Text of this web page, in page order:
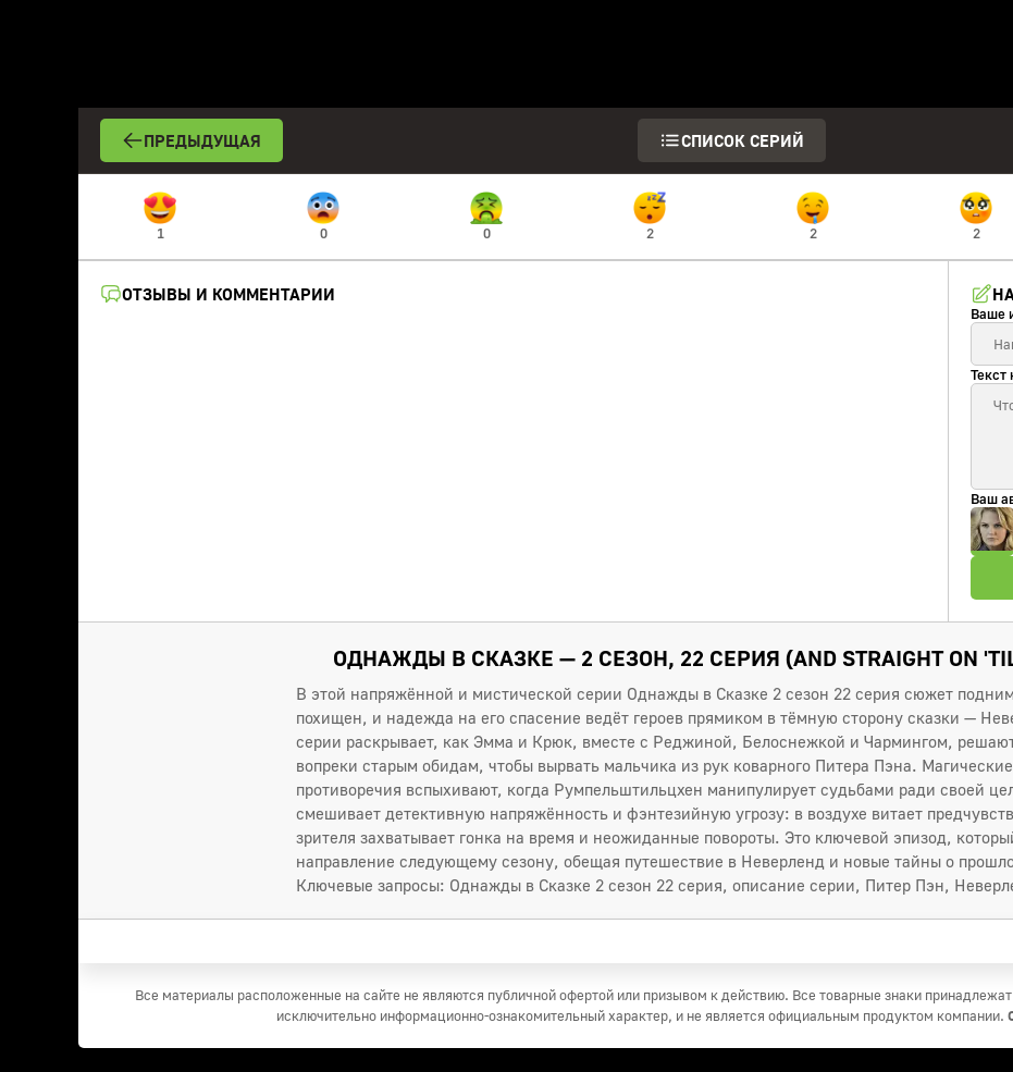
ПРЕДЫДУЩАЯ СПИСОК СЕРИЙ
1 0 0 2 2 2
ОТЗЫВЫ И КОММЕНТАРИИ
Ваше
Текст
Ваш
ОДНАЖДЫ В СКАЗКЕ — 2 СЕЗОН, 22 СЕРИЯ (AND STRAIGHT ON 'TIL
В этой напряжённой и мистической серии Однажды в Сказке 2 сезон 22 серия сюжет
похищен, и надежда на его спасение ведёт героев прямиком в тёмную сторону сказки —
серии раскрывает, как Эмма и Крюк, вместе с Реджиной, Белоснежкой и Чармингом,
вопреки старым обидам, чтобы вырвать мальчика из рук коварного Питера Пэна.
противоречия вспыхивают, когда Румпельштильцхен манипулирует судьбами ради своей
смешивает детективную напряжённость и фэнтезийную угрозу: в воздухе витает
зрителя захватывает гонка на время и неожиданные повороты. Это ключевой эпизод,
направление следующему сезону, обещая путешествие в Неверленд и новые тайны о
Ключевые запросы: Однажды в Сказке 2 сезон 22 серия, описание серии, Питер Пэн,
Все материалы расположенные на сайте не являются публичной офертой или призывом к действию. Все товарные знаки
исключительно информационно-ознакомительный характер, и не является официальным продуктом компании.